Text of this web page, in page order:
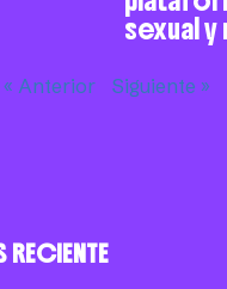
sexual
« Anterior Siguiente »